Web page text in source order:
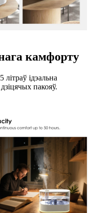
камфорту
літраў ідэальна
пакояў.